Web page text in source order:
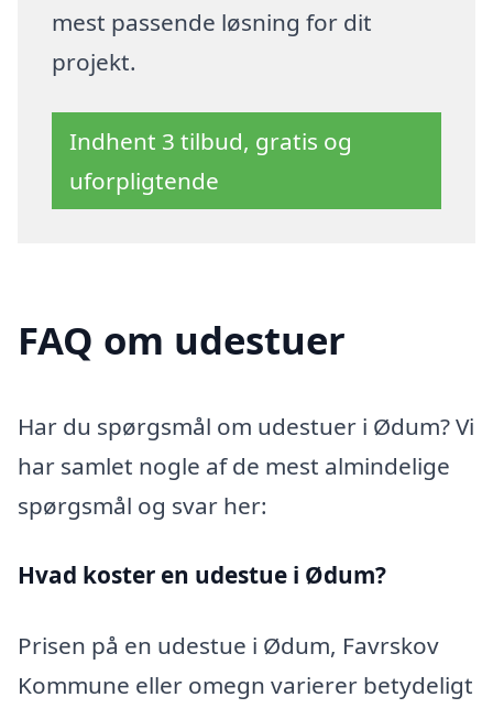
mest passende løsning for dit
projekt.
Indhent 3 tilbud, gratis og
uforpligtende
FAQ om udestuer
Har du spørgsmål om udestuer i Ødum? Vi
har samlet nogle af de mest almindelige
spørgsmål og svar her:
Hvad koster en udestue i Ødum?
Prisen på en udestue i Ødum, Favrskov
Kommune eller omegn varierer betydeligt